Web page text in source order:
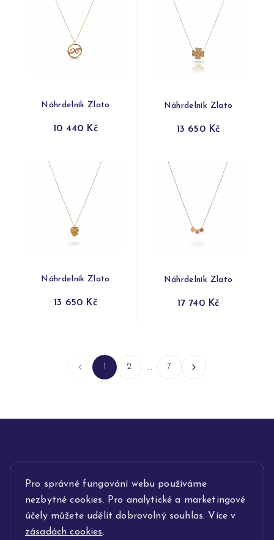
Pro správné fungování webu používáme
nezbytné cookies. Pro analytické a marketingové
účely můžete udělit dobrovolný souhlas. Více v
zásadách cookies.
Náhrdelník Zlato
10 440 Kč
Náhrdelník Zlato
13 650 Kč
Náhrdelník Zlato
13 650 Kč
Náhrdelník Zlato
17 740 Kč
1 2 ... 7
INFORMACE
POPIS SLUŽEB